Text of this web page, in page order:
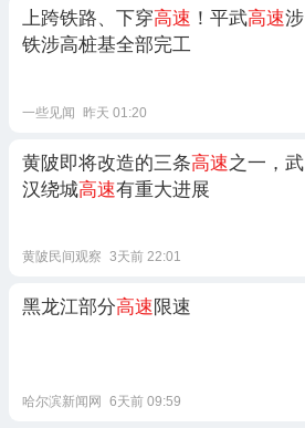
上跨铁路、下穿高速 ！平武高速涉
铁涉高桩基全部完工
一些见闻 昨天 01:20
黄陂即将改造的三条高速之一，武
汉绕城高速有重大进展
黄陂民间观察 3天前 22:01
黑龙江部分高速限速
哈尔滨新闻网 6天前 09:59